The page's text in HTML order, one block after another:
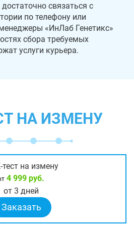
связаться с
по телефону или
«ИнЛаб Генетикс»
сбора требуемых
услуги курьера.
НА ИЗМЕНУ
на измену
4 999 руб.
от 3 дней
Заказать